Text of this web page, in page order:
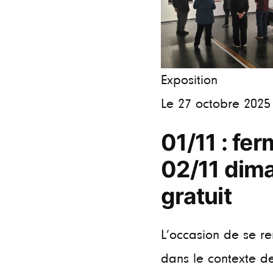
Exposition
Le 27 octobre 2025
01/11 :
02/11
gratuit
L’occasion de se
dans le contexte